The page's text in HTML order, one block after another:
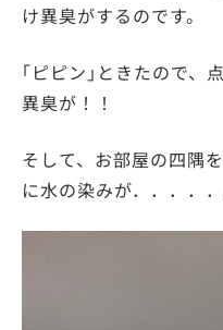
け異臭がするのです。
｢ピピン｣ときたので、
異臭が！！
そして、お部屋の四隅
に水の染みが．．．．．